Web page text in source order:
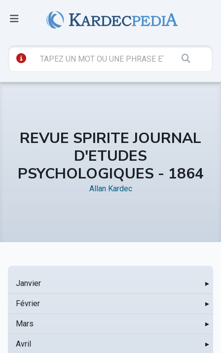
REVUE SPIRITE JOURNAL
D'ETUDES
PSYCHOLOGIQUES - 1864
Allan Kardec
Janvier ▸
Février ▸
Mars ▸
Avril ▸